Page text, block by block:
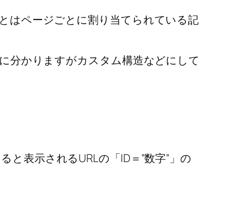
はページごとに割り当てられている記
分かりますがカスタム構造などにして
表示されるURLの「ID＝”数字”」の